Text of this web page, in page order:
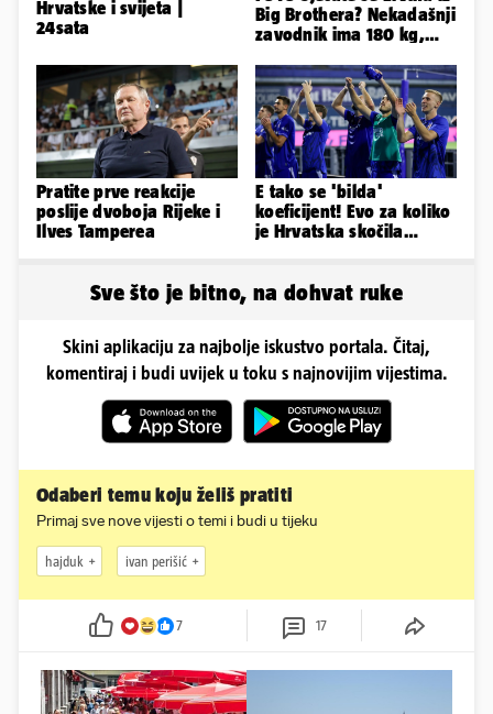
Hrvatske i svijeta |
24sata
Big Brothera? Nekadašnji
zavodnik ima 180 kg,
Pratite prve reakcije
poslije dvoboja Rijeke i
Ilves Tamperea
E tako se 'bilda'
koeficijent! Evo za koliko
je Hrvatska skočila
Sve što je bitno, na dohvat ruke
Skini aplikaciju za najbolje iskustvo portala. Čitaj,
komentiraj i budi uvijek u toku s najnovijim vijestima.
Odaberi temu koju želiš pratiti
Primaj sve nove vijesti o temi i budi u tijeku
hajduk ivan perišić
7 17